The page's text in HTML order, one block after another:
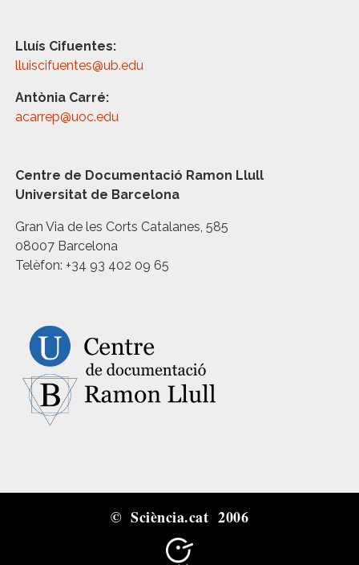
Lluís Cifuentes:
lluiscifuentes@ub.edu
Antònia Carré:
acarrep@uoc.edu
Centre de Documentació Ramon Llull
Universitat de Barcelona
Gran Via de les Corts Catalanes, 585
08007 Barcelona
Telèfon: +34 93 402 09 65
© Sciència.cat 2006